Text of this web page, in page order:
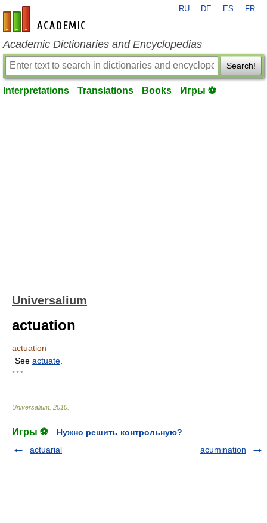
en-academic.com
RU DE ES FR
Academic Dictionaries and Encyclopedias
Search!
Interpretations Translations Books Игры ⚽
Universalium
actuation
actuation
See actuate
* * *
Universalium 2010
Игры ⚽
Нужно решить контрольную?
actuarial
acumination